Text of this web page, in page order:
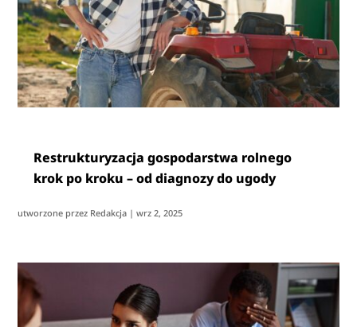
Restrukturyzacja gospodarstwa rolnego
krok po kroku – od diagnozy do ugody
utworzone przez Redakcja |wrz 2, 2025